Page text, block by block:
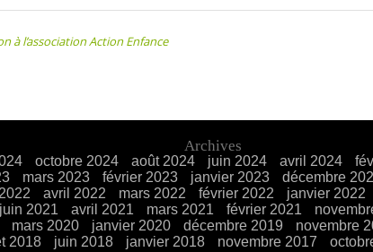
à l’association Action Enfance
Archives
octobre 2024 août 2024 juin 2024 avril 2024
mars 2023 février 2023 janvier 2023 décembre
avril 2022 mars 2022 février 2022 janvier 2022
juin 2021 avril 2021 mars 2021 février 2021
mars 2020 janvier 2020 décembre 2019 novembre
2018 juin 2018 janvier 2018 novembre 2017